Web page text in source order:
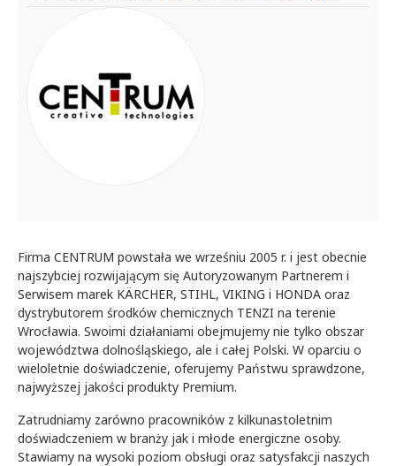
Firma CENTRUM powstała we wrześniu 2005 r. i jest obecnie
najszybciej rozwijającym się Autoryzowanym Partnerem i
Serwisem marek KÄRCHER, STIHL, VIKING i HONDA oraz
dystrybutorem środków chemicznych TENZI na terenie
Wrocławia. Swoimi działaniami obejmujemy nie tylko obszar
województwa dolnośląskiego, ale i całej Polski. W oparciu o
wieloletnie doświadczenie, oferujemy Państwu sprawdzone,
najwyższej jakości produkty Premium.
Zatrudniamy zarówno pracowników z kilkunastoletnim
doświadczeniem w branży jak i młode energiczne osoby.
Stawiamy na wysoki poziom obsługi oraz satysfakcji naszych